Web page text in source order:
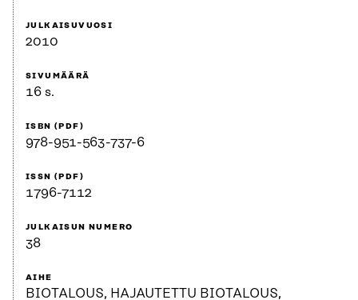
JULKAISUVUOSI
2010
SIVUMÄÄRÄ
16 s.
ISBN (PDF)
978-951-563-737-6
ISSN (PDF)
1796-7112
JULKAISUN NUMERO
38
AIHE
BIOTALOUS, HAJAUTETTU BIOTALOUS,